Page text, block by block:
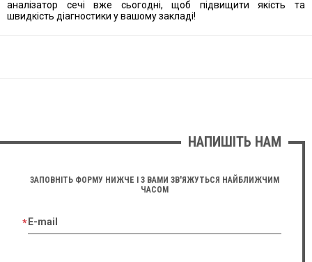
аналізатор сечі вже сьогодні, щоб підвищити якість та
швидкість діагностики у вашому закладі!
НАПИШІТЬ НАМ
ЗАПОВНІТЬ ФОРМУ НИЖЧЕ І З ВАМИ ЗВ'ЯЖУТЬСЯ НАЙБЛИЖЧИМ
ЧАСОМ
E-mail